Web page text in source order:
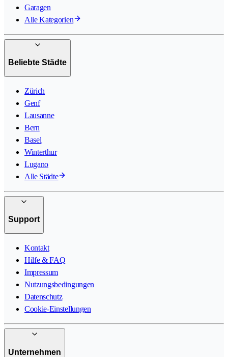
Garagen
Alle Kategorien
Beliebte Städte
Zürich
Genf
Lausanne
Bern
Basel
Winterthur
Lugano
Alle Städte
Support
Kontakt
Hilfe & FAQ
Impressum
Nutzungsbedingungen
Datenschutz
Cookie-Einstellungen
Unternehmen